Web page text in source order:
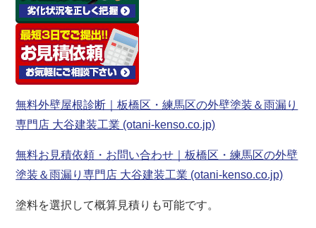
無料外壁屋根診断｜板橋区・練馬区の外壁塗装＆雨漏り
専門店 大谷建装工業 (otani-kenso.co.jp)
無料お見積依頼・お問い合わせ｜板橋区・練馬区の外壁
塗装＆雨漏り専門店 大谷建装工業 (otani-kenso.co.jp)
塗料を選択して概算見積りも可能です。